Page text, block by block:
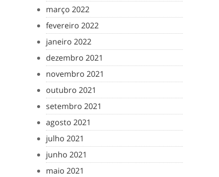
março 2022
fevereiro 2022
janeiro 2022
dezembro 2021
novembro 2021
outubro 2021
setembro 2021
agosto 2021
julho 2021
junho 2021
maio 2021